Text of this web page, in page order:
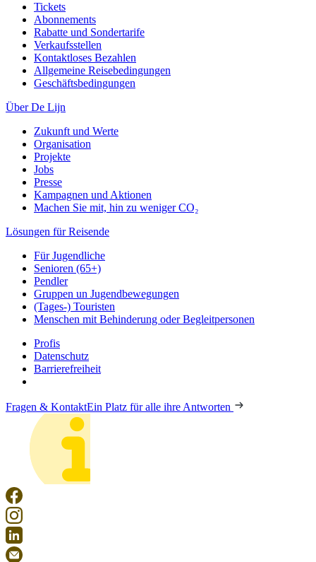
Tickets
Abonnements
Rabatte und Sondertarife
Verkaufsstellen
Kontaktloses Bezahlen
Allgemeine Reisebedingungen
Geschäftsbedingungen
Über De Lijn
Zukunft und Werte
Organisation
Projekte
Jobs
Presse
Kampagnen und Aktionen
Machen Sie mit, hin zu weniger CO₂
Lösungen für Reisende
Für Jugendliche
Senioren (65+)
Pendler
Gruppen un Jugendbewegungen
(Tages-) Touristen
Menschen mit Behinderung oder Begleitpersonen
Profis
Datenschutz
Barrierefreiheit
Fragen & KontaktEin Platz für alle ihre Antworten